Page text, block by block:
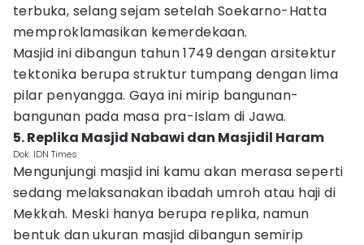
terbuka, selang sejam setelah Soekarno-Hatta
memproklamasikan kemerdekaan.
Masjid ini dibangun tahun 1749 dengan arsitektur
tektonika berupa struktur tumpang dengan lima
pilar penyangga. Gaya ini mirip bangunan-
bangunan pada masa pra-Islam di Jawa.
5. Replika Masjid Nabawi dan Masjidil Haram
Dok. IDN Times
Mengunjungi masjid ini kamu akan merasa seperti
sedang melaksanakan ibadah umroh atau haji di
Mekkah. Meski hanya berupa replika, namun
bentuk dan ukuran masjid dibangun semirip